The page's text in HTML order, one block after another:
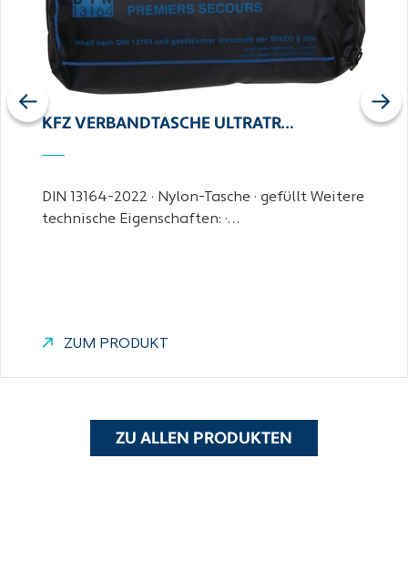
KFZ VERBANDTASCHE ULTRATR…
DIN 13164-2022 · Nylon-Tasche · gefüllt Weitere
technische Eigenschaften: ·…
ZUM PRODUKT
Previous Next
ZU ALLEN PRODUKTEN